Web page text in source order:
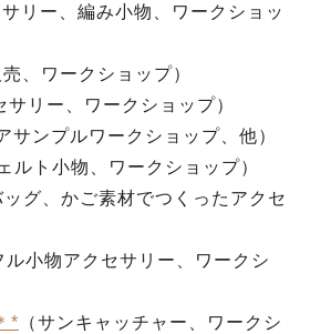
サリー、編み小物、ワークショッ
売、ワークショップ）
サリー、ワークショップ）
サンプルワークショップ、他）
ルト小物、ワークショップ）
ッグ、かご素材でつくったアクセ
ル小物アクセサリー、ワークシ
* （サンキャッチャー、ワークシ